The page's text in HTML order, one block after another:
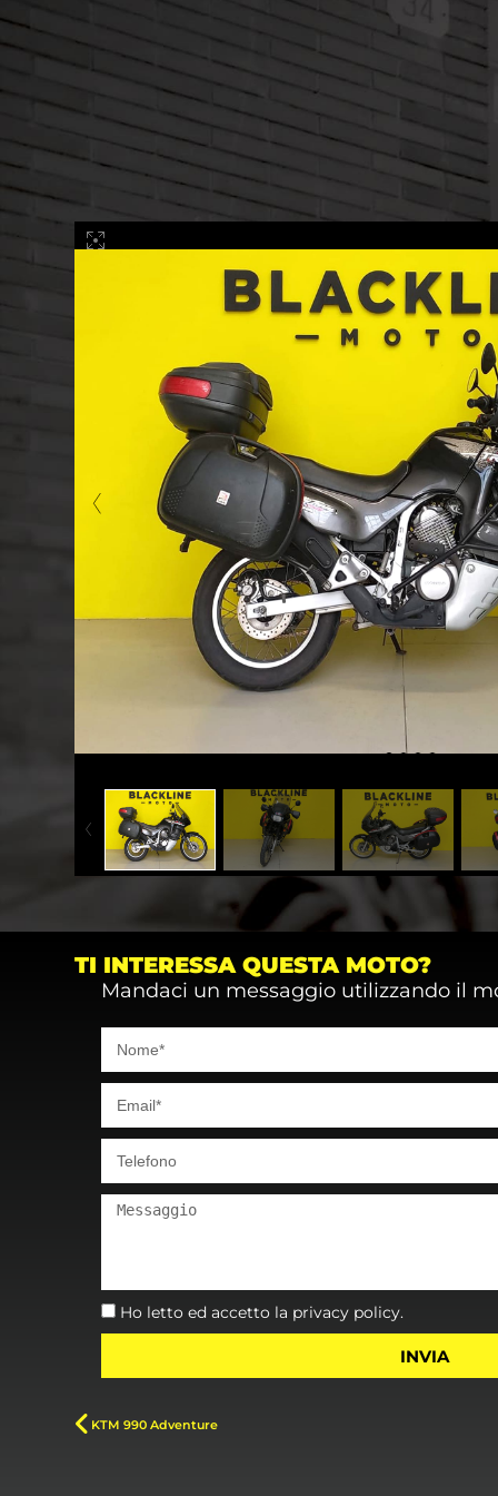
TI INTERESSA QUESTA MOTO?
Mandaci un messaggio utilizzando il
Ho letto ed accetto la privacy policy.
INVIA
KTM 990 Adventure